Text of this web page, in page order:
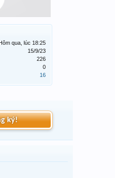
qua, lúc 18:25
15/9/23
226
0
16
ký!